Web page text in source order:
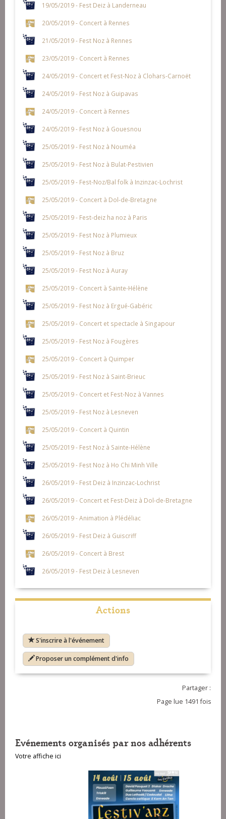
19/05/2019 - Fest Deiz à Landerneau
20/05/2019 - Concert à Rennes
21/05/2019 - Fest Noz à Rennes
23/05/2019 - Concert à Rennes
24/05/2019 - Concert et Fest-Noz à Clohars-Carnoët
24/05/2019 - Fest Noz à Guipavas
24/05/2019 - Concert à Rennes
24/05/2019 - Fest Noz à Gouesnou
25/05/2019 - Fest Noz à Nouméa
25/05/2019 - Fest Noz à Bulat-Pestivien
25/05/2019 - Fest-Noz/Bal folk à Inzinzac-Lochrist
25/05/2019 - Concert à Dol-de-Bretagne
25/05/2019 - Fest-deiz ha noz à Paris
25/05/2019 - Fest Noz à Plumieux
25/05/2019 - Fest Noz à Bruz
25/05/2019 - Fest Noz à Auray
25/05/2019 - Concert à Sainte-Hélène
25/05/2019 - Fest Noz à Ergué-Gabéric
25/05/2019 - Concert et spectacle à Singapour
25/05/2019 - Fest Noz à Fougères
25/05/2019 - Concert à Quimper
25/05/2019 - Fest Noz à Saint-Brieuc
25/05/2019 - Concert et Fest-Noz à Vannes
25/05/2019 - Fest Noz à Lesneven
25/05/2019 - Concert à Quintin
25/05/2019 - Fest Noz à Sainte-Hélène
25/05/2019 - Fest Noz à Ho Chi Minh Ville
26/05/2019 - Fest Deiz à Inzinzac-Lochrist
26/05/2019 - Concert et Fest-Deiz à Dol-de-Bretagne
26/05/2019 - Animation à Plédéliac
26/05/2019 - Fest Deiz à Guiscriff
26/05/2019 - Concert à Brest
26/05/2019 - Fest Deiz à Lesneven
Actions
S'inscrire à l'événement
Proposer un complément d'info
Partager :
Page lue 1491 fois
Evénements organisés par nos adhérents
Votre affiche ici